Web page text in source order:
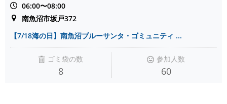
06:00〜08:00
南魚沼市坂戸372
【7/18海の日】南魚沼ブルーサンタ・ゴミュニティ ...
ゴミ袋の数
8
参加人数
60